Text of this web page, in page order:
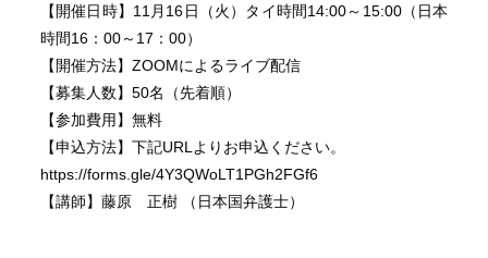
【開催日時】11月16日（火）タイ時間14:00～15:00（日本
時間16：00～17：00）
【開催方法】ZOOMによるライブ配信
【募集人数】50名（先着順）
【参加費用】無料
【申込方法】下記URLよりお申込ください。
https://forms.gle/4Y3QWoLT1PGh2FGf6
【講師】藤原 正樹 （日本国弁護士）